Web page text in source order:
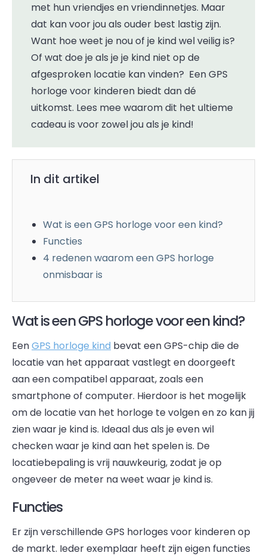
met hun vriendjes en vriendinnetjes. Maar
dat kan voor jou als ouder best lastig zijn.
Want hoe weet je nou of je kind wel veilig is?
Of wat doe je als je je kind niet op de
afgesproken locatie kan vinden? Een GPS
horloge voor kinderen biedt dan dé
uitkomst. Lees mee waarom dit het ultieme
cadeau is voor zowel jou als je kind!
In dit artikel
Wat is een GPS horloge voor een kind?
Functies
4 redenen waarom een GPS horloge
onmisbaar is
Wat is een GPS horloge voor een kind?
EenGPS horloge kind bevat een GPS-chip die de
locatie van het apparaat vastlegt en doorgeeft
aan een compatibel apparaat, zoals een
smartphone of computer. Hierdoor is het mogelijk
om de locatie van het horloge te volgen en zo kan jij
zien waar je kind is. Ideaal dus als je even wil
checken waar je kind aan het spelen is. De
locatiebepaling is vrij nauwkeurig, zodat je op
ongeveer de meter na weet waar je kind is.
Functies
Er zijn verschillende GPS horloges voor kinderen op
de markt. Ieder exemplaar heeft zijn eigen functies